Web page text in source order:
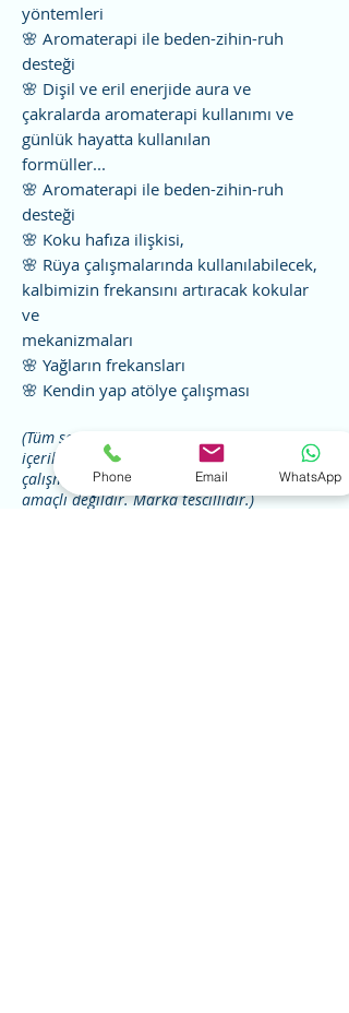
yöntemleri
🌸 Aromaterapi ile beden-zihin-ruh
desteği
🌸 Dişil ve eril enerjide aura ve
çakralarda aromaterapi kullanımı ve
günlük hayatta kullanılan
formüller...
🌸 Aromaterapi ile beden-zihin-ruh
desteği
🌸 Koku hafıza ilişkisi,
🌸 Rüya çalışmalarında kullanılabilecek,
kalbimizin frekansını artıracak kokular
ve
mekanizmaları
🌸 Yağların frekansları
🌸 Kendin yap atölye çalışması
(Tüm seminer, meditasyon ve çalışma
içerikleri Gül Saydam’a aittir. Seminer, seans
çalışma ve uygulamalar teşhis ve/veya tedavi
amaçlı değildir. Marka tescillidir.)
Phone Email WhatsApp